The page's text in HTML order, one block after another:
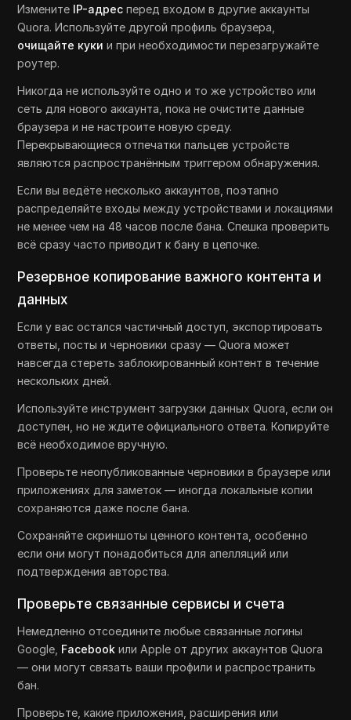
Измените IP-адрес перед входом в другие аккаунты
Quora. Используйте другой профиль браузера,
очищайте куки и при необходимости перезагружайте
роутер.
Никогда не используйте одно и то же устройство или
сеть для нового аккаунта, пока не очистите данные
браузера и не настроите новую среду.
Перекрывающиеся отпечатки пальцев устройств
являются распространённым триггером обнаружения.
Если вы ведёте несколько аккаунтов, поэтапно
распределяйте входы между устройствами и локациями
не менее чем на 48 часов после бана. Спешка проверить
всё сразу часто приводит к бану в цепочке.
Резервное копирование важного контента и
данных
Если у вас остался частичный доступ, экспортировать
ответы, посты и черновики сразу — Quora может
навсегда стереть заблокированный контент в течение
нескольких дней.
Используйте инструмент загрузки данных Quora, если он
доступен, но не ждите официального ответа. Копируйте
всё необходимое вручную.
Проверьте неопубликованные черновики в браузере или
приложениях для заметок — иногда локальные копии
сохраняются даже после бана.
Сохраняйте скриншоты ценного контента, особенно
если они могут понадобиться для апелляций или
подтверждения авторства.
Проверьте связанные сервисы и счета
Немедленно отсоедините любые связанные логины
Google, Facebook или Apple от других аккаунтов Quora
— они могут связать ваши профили и распространить
бан.
Проверьте, какие приложения, расширения или